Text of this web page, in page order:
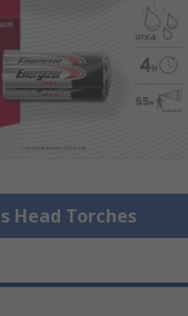
Head Torches